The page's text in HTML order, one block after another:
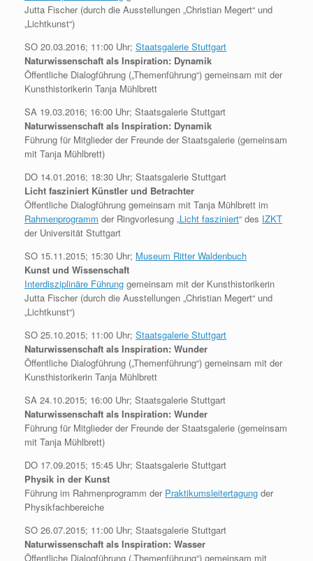
Jutta Fischer (durch die Ausstellungen „Christian Megert“ und
„Lichtkunst“)
SO 20.03.2016; 11:00 Uhr; Staatsgalerie Stuttgart
Naturwissenschaft als Inspiration: Dynamik
Öffentliche Dialogführung („Themenführung“) gemeinsam mit der
Kunsthistorikerin Tanja Mühlbrett
SA 19.03.2016; 16:00 Uhr; Staatsgalerie Stuttgart
Naturwissenschaft als Inspiration: Dynamik
Führung für Mitglieder der Freunde der Staatsgalerie (gemeinsam
mit Tanja Mühlbrett)
DO 14.01.2016; 18:30 Uhr; Staatsgalerie Stuttgart
Licht fasziniert Künstler und Betrachter
Öffentliche Dialogführung gemeinsam mit Tanja Mühlbrett im
Rahmenprogramm der Ringvorlesung „Licht fasziniert“ des IZKT
der Universität Stuttgart
SO 15.11.2015; 15:30 Uhr; Museum Ritter Waldenbuch
Kunst und Wissenschaft
Interdisziplinäre Führung gemeinsam mit der Kunsthistorikerin
Jutta Fischer (durch die Ausstellungen „Christian Megert“ und
„Lichtkunst“)
SO 25.10.2015; 11:00 Uhr; Staatsgalerie Stuttgart
Naturwissenschaft als Inspiration: Wunder
Öffentliche Dialogführung („Themenführung“) gemeinsam mit der
Kunsthistorikerin Tanja Mühlbrett
SA 24.10.2015; 16:00 Uhr; Staatsgalerie Stuttgart
Naturwissenschaft als Inspiration: Wunder
Führung für Mitglieder der Freunde der Staatsgalerie (gemeinsam
mit Tanja Mühlbrett)
DO 17.09.2015; 15:45 Uhr; Staatsgalerie Stuttgart
Physik in der Kunst
Führung im Rahmenprogramm der Praktikumsleitertagung der
Physikfachbereiche
SO 26.07.2015; 11:00 Uhr; Staatsgalerie Stuttgart
Naturwissenschaft als Inspiration: Wasser
Öffentliche Dialogführung („Themenführung“) gemeinsam mit